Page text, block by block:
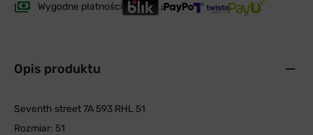
Wygodne płatności
Opis produktu
Seventh street 7A 593 RHL 51
Rozmiar: 51